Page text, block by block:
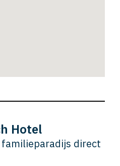
Hotel
direct